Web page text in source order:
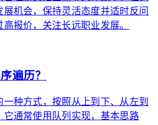
机会，保持灵活态度并适时反问
报价，关注长远职业发展。
遍历？
种方式，按照从上到下、从左到
通常使用队列实现，基本思路